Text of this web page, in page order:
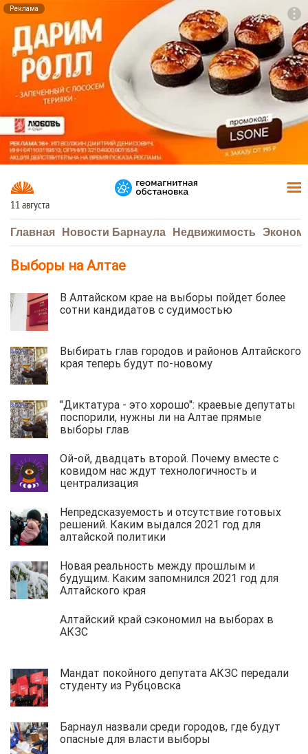
Реклама
11 августа
Главная Новости Барнаула Недвижимость
Выборы на Алтае
В Алтайском крае на выборы пойдет более
сотни кандидатов с судимостью
Выбирать глав городов и районов Алтайского
края теперь будут по-новому
"Диктатура - это хорошо": краевые депутаты
поспорили, нужны ли на Алтае прямые
выборы глав
Ой-ой, двадцать второй. Почему вместе с
ковидом нас ждут технологичность и
централизация
Непредска­зуемость и отсутствие готовых
решений. Каким выдался 2021 год для
алтайской политики
Новая реальность между прошлым и
будущим. Каким запомнился 2021 год для
Алтайского края
Алтайский край сэкономил на выборах в
АКЗС
Мандат покойного депутата АКЗС передали
студенту из Рубцовска
Барнаул назвали среди городов, где будут
опасные для власти выборы